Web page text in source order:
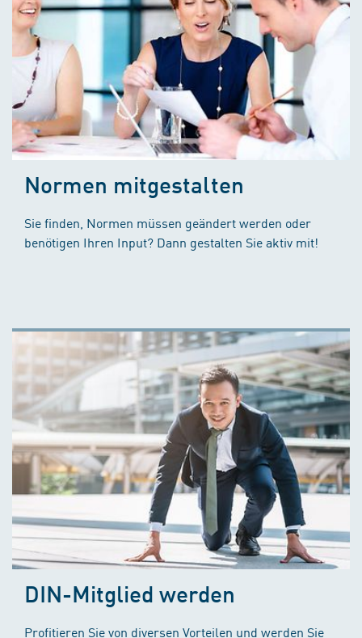
Normen mitgestalten
Sie finden, Normen müssen geändert werden oder
benötigen Ihren Input? Dann gestalten Sie aktiv mit!
DIN-Mitglied werden
Profitieren Sie von diversen Vorteilen und werden Sie